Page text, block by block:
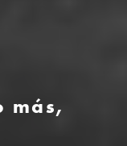
más,